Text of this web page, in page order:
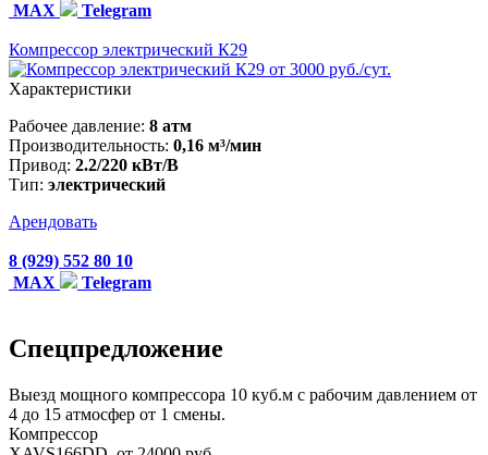
MAX
Telegram
Компрессор электрический К29
от 3000 руб./сут.
Характеристики
Рабочее давление: 8 атм
Производительность: 0,16 м³/мин
Привод: 2.2/220 кВт/В
Тип: электрический
Арендовать
8 (929) 552 80 10
MAX
Telegram
Спецпредложение
Выезд мощного компрессора 10 куб.м с рабочим давлением от
4 до 15 атмосфер от 1 смены.
Компрессор